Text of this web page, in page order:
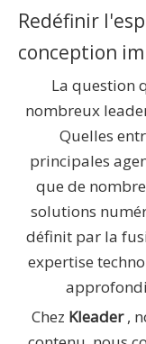
Redéfinir
conception
La question
nombreux
Quelles
principales
que de
solutions
définit par la
expertise
Chez Kleader,